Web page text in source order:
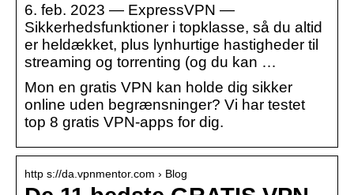
6. feb. 2023 — ExpressVPN —
Sikkerhedsfunktioner i topklasse, så du altid
er heldækket, plus lynhurtige hastigheder til
streaming og torrenting (og du kan …
Mon en gratis VPN kan holde dig sikker
online uden begrænsninger? Vi har testet
top 8 gratis VPN-apps for dig.
http s://da.vpnmentor.com › Blog